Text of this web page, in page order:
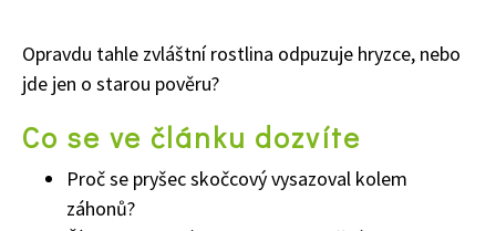
Opravdu tahle zvláštní rostlina odpuzuje hryzce, nebo
jde jen o starou pověru?
Co se ve článku dozvíte
Proč se pryšec skočcový vysazoval kolem
záhonů?